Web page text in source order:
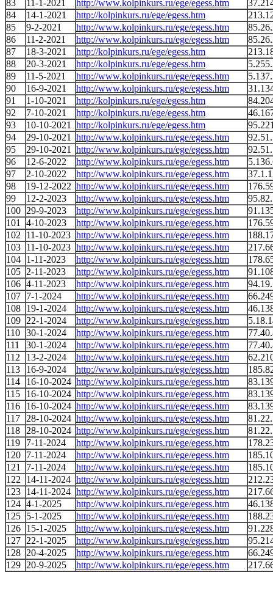
83 11-1-2021 http://www.kolpinkurs.ru/ege/egess.htm
84
14-1-2021 http://kolpinkurs.ru/ege/egess.htm
85
9-2-2021 http://www.kolpinkurs.ru/ege/egess.htm
86
11-2-2021 http://www.kolpinkurs.ru/ege/egess.htm
87
18-3-2021 http://kolpinkurs.ru/ege/egess.htm
88
20-3-2021 http://kolpinkurs.ru/ege/egess.htm
89
11-5-2021 http://www.kolpinkurs.ru/ege/egess.htm
90
16-9-2021 http://www.kolpinkurs.ru/ege/egess.htm
91
1-10-2021 http://kolpinkurs.ru/ege/egess.htm
92
7-10-2021 http://kolpinkurs.ru/ege/egess.htm
93
10-10-2021 http://kolpinkurs.ru/ege/egess.htm
94
29-10-2021 http://www.kolpinkurs.ru/ege/egess.htm
95
29-10-2021 http://www.kolpinkurs.ru/ege/egess.htm
96
12-6-2022 http://www.kolpinkurs.ru/ege/egess.htm
97
2-10-2022 http://www.kolpinkurs.ru/ege/egess.htm
98
19-12-2022 http://www.kolpinkurs.ru/ege/egess.htm
99
12-2-2023 http://www.kolpinkurs.ru/ege/egess.htm
100 29-9-2023 http://www.kolpinkurs.ru/ege/egess.htm
101
4-10-2023 http://www.kolpinkurs.ru/ege/egess.htm
102
11-10-2023 http://www.kolpinkurs.ru/ege/egess.htm
103 11-10-2023 http://www.kolpinkurs.ru/ege/egess.htm
104 1-11-2023 http://www.kolpinkurs.ru/ege/egess.htm
105 2-11-2023 http://www.kolpinkurs.ru/ege/egess.htm
106 4-11-2023 http://www.kolpinkurs.ru/ege/egess.htm
107 7-1-2024 http://www.kolpinkurs.ru/ege/egess.htm
108 19-1-2024 http://www.kolpinkurs.ru/ege/egess.htm
109 22-1-2024 http://www.kolpinkurs.ru/ege/egess.htm
110 30-1-2024 http://www.kolpinkurs.ru/ege/egess.htm
111
30-1-2024 http://www.kolpinkurs.ru/ege/egess.htm
112
13-2-2024 http://www.kolpinkurs.ru/ege/egess.htm
113
16-9-2024 http://www.kolpinkurs.ru/ege/egess.htm
114
16-10-2024 http://www.kolpinkurs.ru/ege/egess.htm
115
16-10-2024 http://www.kolpinkurs.ru/ege/egess.htm
116
16-10-2024 http://www.kolpinkurs.ru/ege/egess.htm
117
28-10-2024 http://www.kolpinkurs.ru/ege/egess.htm
118
28-10-2024 http://www.kolpinkurs.ru/ege/egess.htm
119
7-11-2024 http://www.kolpinkurs.ru/ege/egess.htm
120 7-11-2024 http://www.kolpinkurs.ru/ege/egess.htm
121
7-11-2024 http://www.kolpinkurs.ru/ege/egess.htm
122
14-11-2024 http://www.kolpinkurs.ru/ege/egess.htm
123 14-11-2024 http://www.kolpinkurs.ru/ege/egess.htm
124 4-1-2025 http://www.kolpinkurs.ru/ege/egess.htm
125 5-1-2025 http://www.kolpinkurs.ru/ege/egess.htm
126 15-1-2025 http://www.kolpinkurs.ru/ege/egess.htm
127 22-1-2025 http://www.kolpinkurs.ru/ege/egess.htm
128 20-4-2025 http://www.kolpinkurs.ru/ege/egess.htm
129 20-9-2025 http://www.kolpinkurs.ru/ege/egess.htm